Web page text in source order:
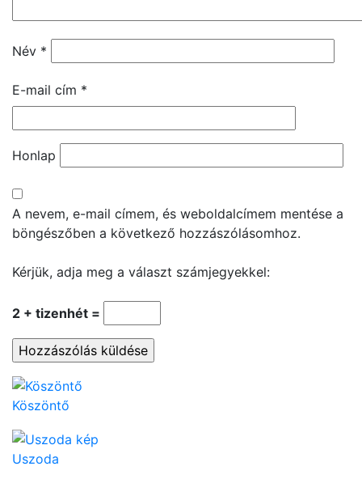
Név *
E-mail cím *
Honlap
A nevem, e-mail címem, és weboldalcímem mentése a
böngészőben a következő hozzászólásomhoz.
Kérjük, adja meg a választ számjegyekkel:
2 + tizenhét =
Köszöntő
Uszoda